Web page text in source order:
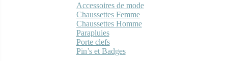
Accessoires de mode
Chaussettes Femme
Chaussettes Homme
Parapluies
Porte clefs
Pin’s et Badges